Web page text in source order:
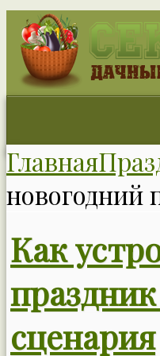
Главная
новогодний
Как
сценария